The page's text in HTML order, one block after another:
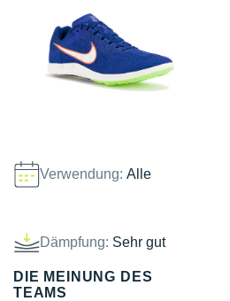
Verwendung: Alle
Dämpfung: Sehr gut
DIE MEINUNG DES
TEAMS